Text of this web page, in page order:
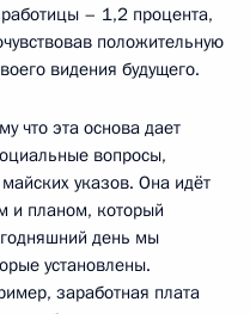
– 1,2 процента,
положительную
видения будущего.
что эта основа дает
вопросы,
указов. Она идёт
и планом, который
день мы
установлены.
заработная плата